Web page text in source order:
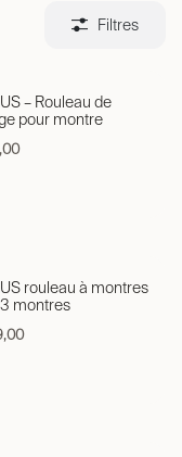
Filtres
– Rouleau de
pour montre
rouleau à montres
montres